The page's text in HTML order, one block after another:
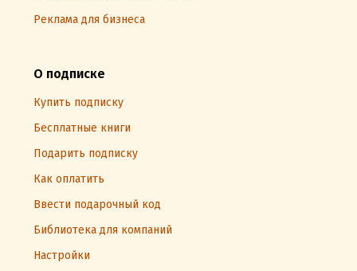
Реклама для бизнеса
О подписке
Купить подписку
Бесплатные книги
Подарить подписку
Как оплатить
Ввести подарочный код
Библиотека для компаний
Настройки